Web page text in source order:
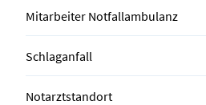
Mitarbeiter Notfallambulanz
Schlaganfall
Notarztstandort